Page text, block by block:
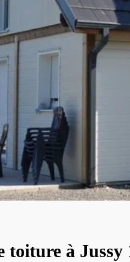
toiture à Jussy